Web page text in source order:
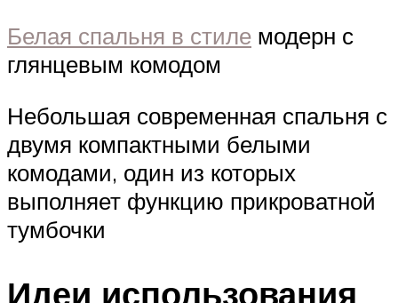
Белая спальня в стиле модерн с
глянцевым комодом
Небольшая современная спальня с
двумя компактными белыми
комодами, один из которых
выполняет функцию прикроватной
тумбочки
Идеи использования